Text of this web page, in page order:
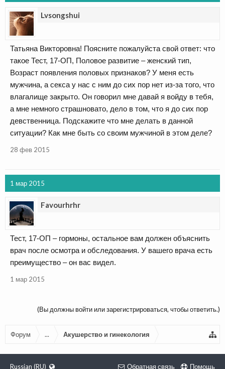
Lvsongshui
Татьяна Викторовна! Поясните пожалуйста свой ответ: что
такое Тест, 17-ОП, Половое развитие – женский тип,
Возраст появления половых признаков? У меня есть
мужчина, а секса у нас с ним до сих пор нет из-за того, что
влагалище закрыто. Он говорил мне давай я войду в тебя,
а мне немного страшновато, дело в том, что я до сих пор
девственница. Подскажите что мне делать в данной
ситуации? Как мне быть со своим мужчиной в этом деле?
28 фев 2015
1 мар 2015
Favourhrhr
Тест, 17-ОП – гормоны, остальное вам должен объяснить
врач после осмотра и обследования. У вашего врача есть
преимущество – он вас видел.
1 мар 2015
(Вы должны войти или зарегистрироваться, чтобы ответить.)
Форум ... Акушерство и гинекология
Russian (RU) Обратная связь Помощь